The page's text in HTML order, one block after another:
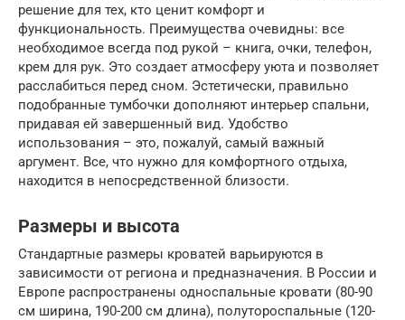
решение для тех, кто ценит комфорт и
функциональность. Преимущества очевидны: все
необходимое всегда под рукой – книга, очки, телефон,
крем для рук. Это создает атмосферу уюта и позволяет
расслабиться перед сном. Эстетически, правильно
подобранные тумбочки дополняют интерьер спальни,
придавая ей завершенный вид. Удобство
использования – это, пожалуй, самый важный
аргумент. Все, что нужно для комфортного отдыха,
находится в непосредственной близости.
Размеры и высота
Стандартные размеры кроватей варьируются в
зависимости от региона и предназначения. В России и
Европе распространены односпальные кровати (80-90
см ширина, 190-200 см длина), полутороспальные (120-